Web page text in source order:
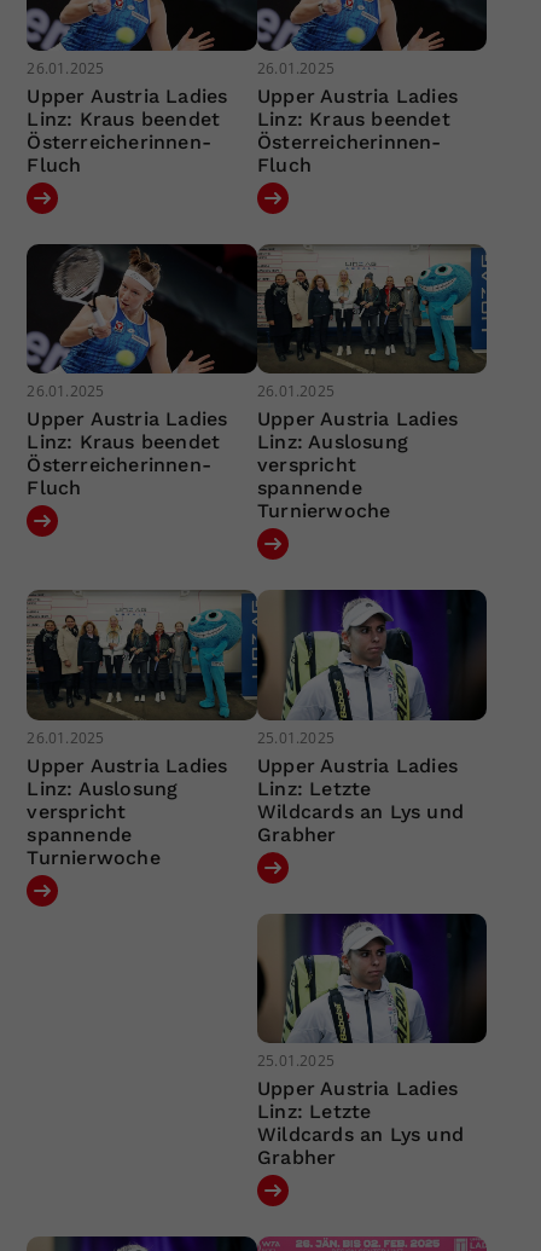
26.01.2025
Upper Austria Ladies
Linz: Kraus beendet
Österreicherinnen-
Fluch
26.01.2025
Upper Austria Ladies
Linz: Kraus beendet
Österreicherinnen-
Fluch
26.01.2025
Upper Austria Ladies
Linz: Kraus beendet
Österreicherinnen-
Fluch
26.01.2025
Upper Austria Ladies
Linz: Auslosung
verspricht
spannende
Turnierwoche
26.01.2025
Upper Austria Ladies
Linz: Auslosung
verspricht
spannende
Turnierwoche
25.01.2025
Upper Austria Ladies
Linz: Letzte
Wildcards an Lys und
Grabher
25.01.2025
Upper Austria Ladies
Linz: Letzte
Wildcards an Lys und
Grabher